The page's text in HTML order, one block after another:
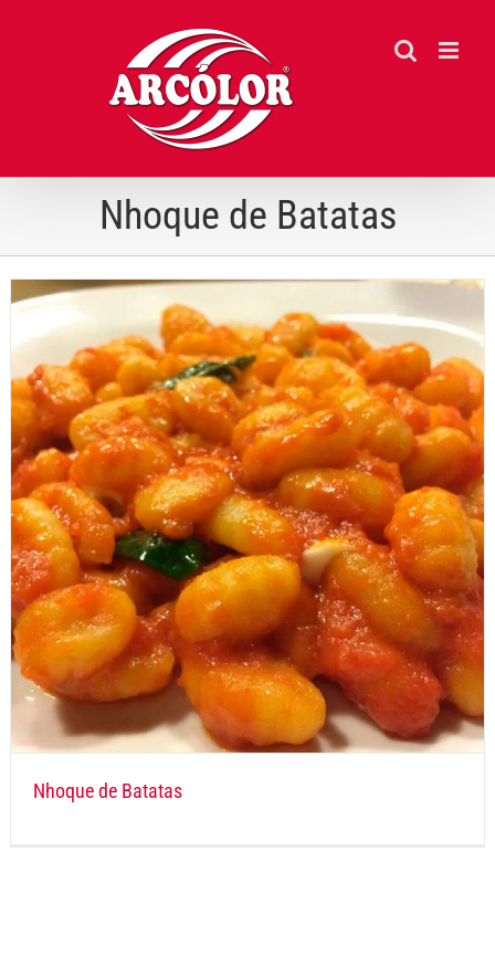
Nhoque de Batatas
Nhoque de Batatas